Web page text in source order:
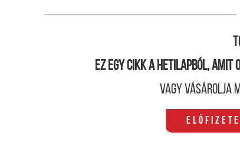
választásba „menekülne".
Ez egy cikk a hetilapból,
Vagy vásárolja